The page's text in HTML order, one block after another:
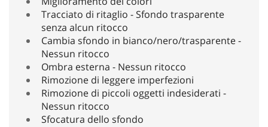
Tracciato di ritaglio - Sfondo trasparente
senza alcun ritocco
Cambia sfondo in bianco/nero/trasparente -
Nessun ritocco
Ombra esterna - Nessun ritocco
Rimozione di leggere imperfezioni
Rimozione di piccoli oggetti indesiderati -
Nessun ritocco
Sfocatura dello sfondo